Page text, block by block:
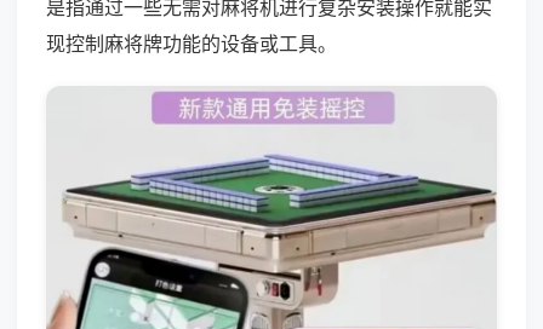
是指通过一些无需对麻将机进行复杂安装操作就能实
现控制麻将牌功能的设备或工具。